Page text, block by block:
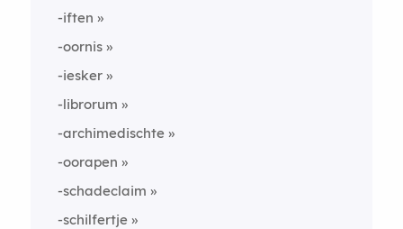
-iften
-oornis
-iesker
-librorum
-archimedischte
-oorapen
-schadeclaim
-schilfertje